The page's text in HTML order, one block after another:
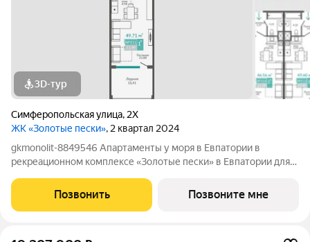
3D-тур
Симферопольская улица, 2Х
ЖК «Золотые пески», 2 квартал 2024
gkmonolit-8849546 Апартаменты у моря в Евпатории в
рекреационном комплексе «Золотые пески» в Евпатории для
ОГРАНИЧЕНО! Ввод в эксплуатацию - II кв. 2027 О
КОМПЛЕКСЕ. Комплекс апартаментов «Золотые пески» -
Позвонить Позвоните мне